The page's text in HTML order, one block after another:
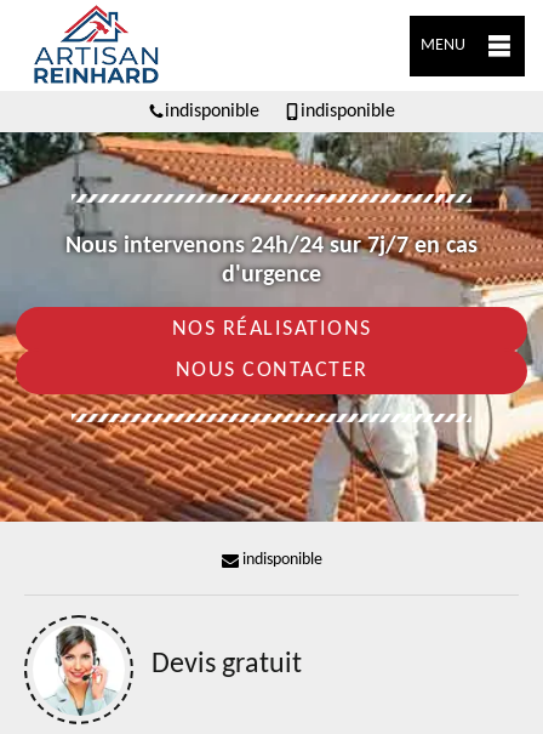
MENU
indisponible indisponible
Nous intervenons 24h/24 sur 7j/7 en cas
d'urgence
NOS RÉALISATIONS
NOUS CONTACTER
indisponible
Devis gratuit